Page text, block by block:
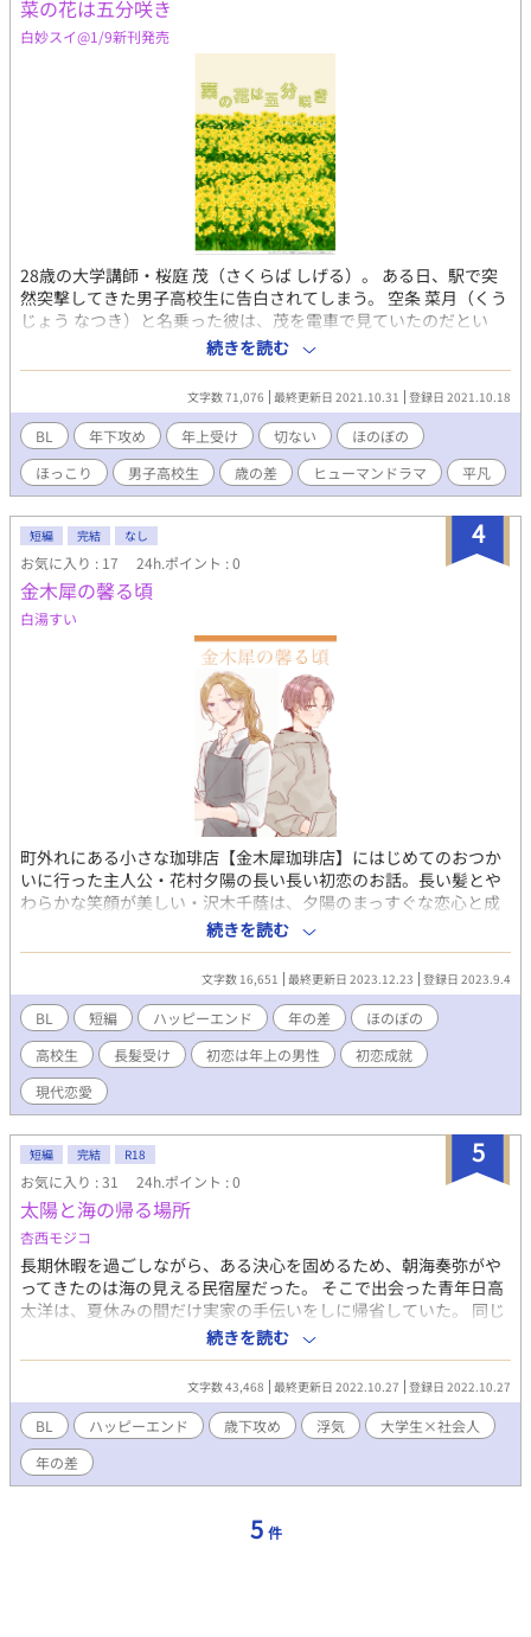
菜の花は五分咲き
白妙スイ@1/9新刊発売
28歳の大学講師・桜庭 茂（さくらば しげる）。 ある日、駅で突
然突撃してきた男子高校生に告白されてしまう。 空条 菜月（くう
じょう なつき）と名乗った彼は、茂を電車で見ていたのだとい
う。 高校生なんてとその場で断った茂だが水曜日、一緒に過ごす
約束を強引にさせられてしまう。 半ば流されるように菜月との時
間を過ごすようになったが、茂には菜月に話すのがためらわれる
秘密があって……。 想う気持ちと家族の間で揺れる、ちょっと切
ない歳の差BL。 ※全年齢です
続きを読む
文字数 71,076 最終更新日 2021.10.31 登録日 2021.10.18
BL 年下攻め 年上受け 切ない
ほのぼの
ほっこり
男子高校生 歳の差 ヒューマンドラマ 平凡
4
短編 完結 なし
お気に入り : 17 24h.ポイント : 0
金木犀の馨る頃
白湯すい
町外れにある小さな珈琲店【金木犀珈琲店】にはじめてのおつか
いに行った主人公・花村夕陽の長い長い初恋のお話。長い髪とや
わらかな笑顔が美しい・沢木千蔭は、夕陽のまっすぐな恋心と成
長にしだいに絆されていく。一途少年×おっとりお兄さんなほの
ぼの歳の差BLです。
続きを読む
文字数 16,651 最終更新日 2023.12.23 登録日 2023.9.4
BL 短編 ハッピーエンド 年の差
ほのぼの
高校生
長髪受け 初恋は年上の男性
初恋成就
現代恋愛
5
短編 完結 R18
お気に入り : 31 24h.ポイント : 0
太陽と海の帰る場所
杏西モジコ
長期休暇を過ごしながら、ある決心を固めるため、朝海奏弥がや
ってきたのは海の見える民宿屋だった。 そこで出会った青年日高
太洋は、夏休みの間だけ実家の手伝いをしに帰省していた。 同じ
屋根の下で過ごすうち、次第に太洋に惹かれていく奏弥だった
が、同性との恋愛で受けたトラウマによってあと一歩を踏み出せ
ない。 ある夜、奏弥がずっと持ち歩いていた『捨て切れなかった
物』を失くしたことで二人の関係が急展開を迎える……。 お互い
の過去を支え合う、大学生と社会人の歳の差BL。
続きを読む
文字数 43,468 最終更新日 2022.10.27 登録日 2022.10.27
BL ハッピーエンド 歳下攻め 浮気
大学生×社会人
年の差
5 件